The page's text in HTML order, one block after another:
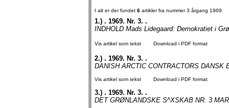
I alt er der fundet 6 artikler fra nummer 3 årgang 1969
1.) . 1969. Nr. 3. .
INDHOLD Mads Lidegaard: Demokratiet i
Vis artikel som tekst Download i PDF format
2.) . 1969. Nr. 3. .
DANISH ARCTIC CONTRACTORS
Vis artikel som tekst Download i PDF format
3.) . 1969. Nr. 3. .
DET GRØNLANDSKE S^XSKAB NR. 3